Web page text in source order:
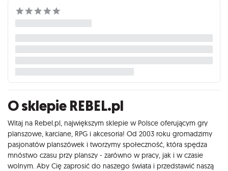
O sklepie REBEL.pl
Witaj na Rebel.pl, największym sklepie w Polsce oferującym gry
planszowe, karciane, RPG i akcesoria! Od 2003 roku gromadzimy
pasjonatów planszówek i tworzymy społeczność, która spędza
mnóstwo czasu przy planszy - zarówno w pracy, jak i w czasie
wolnym. Aby Cię zaprosić do naszego świata i przedstawić naszą